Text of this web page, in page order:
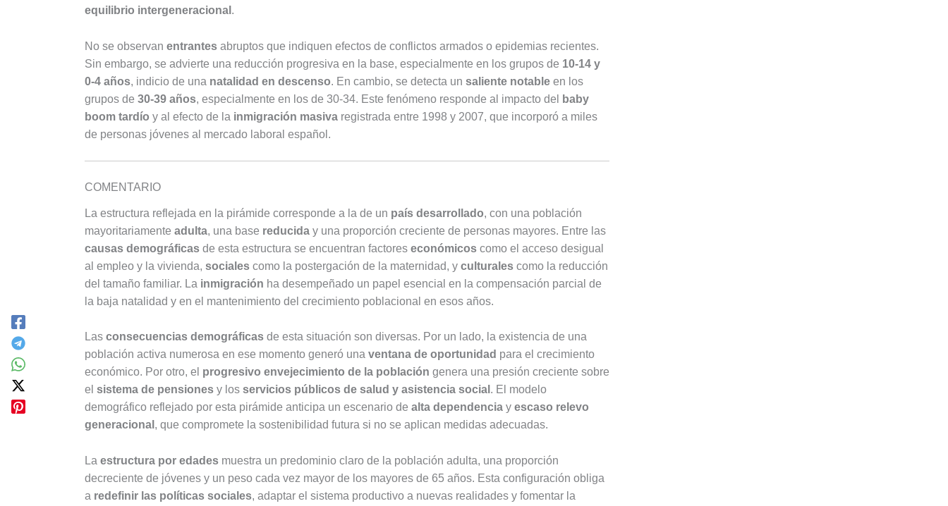
equilibrio intergeneracional .
No se observan entrantes abruptos que indiquen efectos de conflictos armados o epidemias recientes.
Sin embargo, se advierte una reducción progresiva en la base, especialmente en los grupos de 10-14 y
0-4 años, indicio de una natalidad en descenso. En cambio, se detecta un saliente notable en los
grupos de 30-39 años, especialmente en los de 30-34. Este fenómeno responde al impacto del
baby
boom tardío y al efecto de la inmigración masiva registrada entre 1998 y 2007, que incorporó a miles
de personas jóvenes al mercado laboral español.
COMENTARIO
La estructura reflejada en la pirámide corresponde a la de un país desarrollado, con una población
mayoritariamente adulta, una base reducida y una proporción creciente de personas mayores. Entre las
causas demográficas de esta estructura se encuentran factores económicos como el acceso desigual
al empleo y la vivienda, sociales como la postergación de la maternidad, y culturales como la reducción
del tamaño familiar. La inmigración ha desempeñado un papel esencial en la compensación parcial de
la baja natalidad y en el mantenimiento del crecimiento poblacional en esos años.
Las consecuencias demográficas de esta situación son diversas. Por un lado, la existencia de una
población activa numerosa en ese momento generó una ventana de oportunidad para el crecimiento
económico. Por otro, el progresivo envejecimiento de la población genera una presión creciente sobre
el sistema de pensiones y los servicios públicos de salud y asistencia social . El modelo
demográfico reflejado por esta pirámide anticipa un escenario de alta dependencia y escaso relevo
generacional , que compromete la sostenibilidad futura si no se aplican medidas adecuadas.
La estructura por edades muestra un predominio claro de la población adulta, una proporción
decreciente de jóvenes y un peso cada vez mayor de los mayores de 65 años. Esta configuración obliga
a redefinir las políticas sociales, adaptar el sistema productivo a nuevas realidades y fomentar la